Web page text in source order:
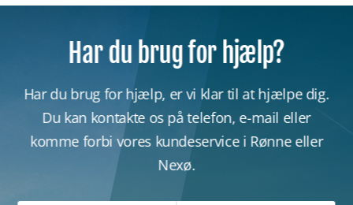
Har du brug for hjælp?
Har du brug for hjælp, er vi klar til at hjælpe dig.
Du kan kontakte os på telefon, e-mail eller
komme forbi vores kundeservice i Rønne eller
Nexø.